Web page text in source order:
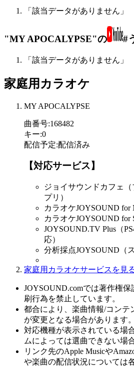
「該当データがありません」
"MY APOCALYPSE"の #
「該当データがありません」
家庭用カラオケ
MY APOCALYPSE
曲番号:168482
キー:0
配信予定:配信済み
【対応サービス】
ジョイサウンドカフェ
プリ）
カラオケJOYSOUND for
カラオケJOYSOUND for
JOYSOUND.TV Plus（
応）
分析採点JOYSOUND（
家庭用カラオケサービスを見
JOYSOUND.comでは著作権
刷行為を禁止しています。
都合により、楽曲情報/コンテ
が変更となる場合があります。
対応機種が表示されている場
ムによっては選曲できない場
リンク先のApple Musicや
や楽曲の配信状況については